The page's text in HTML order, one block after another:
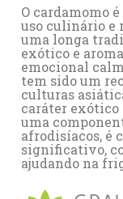
O cardamomo
uso culinário e
uma longa
exótico e
emocional
tem sido um
culturas
caráter exótico
uma
afrodisíacos, é
significativo,
ajudando na